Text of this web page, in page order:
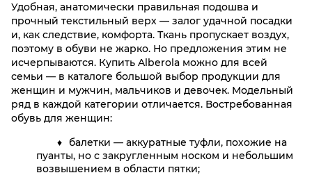
Удобная, анатомически правильная подошва и
прочный текстильный верх — залог удачной посадки
и, как следствие, комфорта. Ткань пропускает воздух,
поэтому в обуви не жарко. Но предложения этим не
исчерпываются. Купить Alberola можно для всей
семьи — в каталоге большой выбор продукции для
женщин и мужчин, мальчиков и девочек. Модельный
ряд в каждой категории отличается. Востребованная
обувь для женщин:
балетки — аккуратные туфли, похожие на
пуанты, но с закругленным носком и небольшим
возвышением в области пятки;